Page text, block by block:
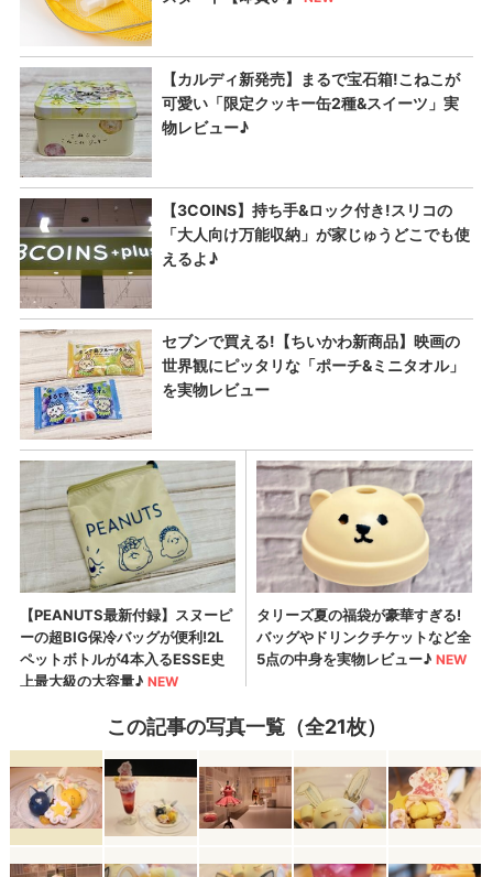
この記事の写真一覧（全21枚）